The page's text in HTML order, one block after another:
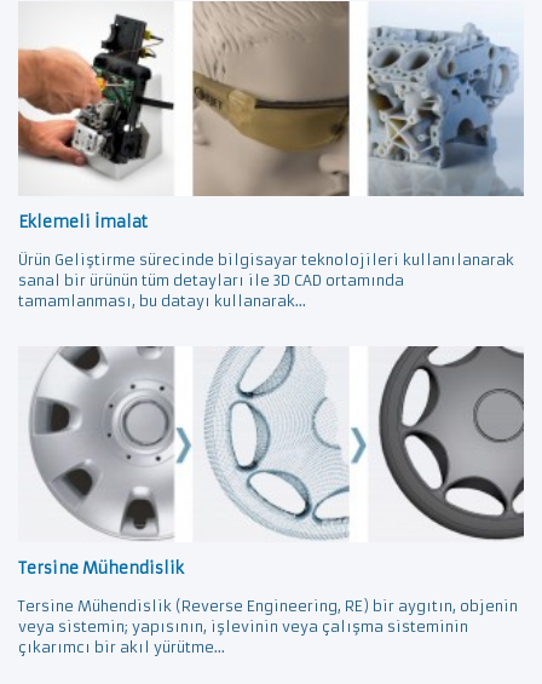
Eklemeli İmalat
Ürün Geliştirme sürecinde bilgisayar teknolojileri kullanılanarak
sanal bir ürünün tüm detayları ile 3D CAD ortamında
tamamlanması, bu datayı kullanarak...
Tersine Mühendislik
Tersine Mühendislik (Reverse Engineering, RE) bir aygıtın, objenin
veya sistemin; yapısının, işlevinin veya çalışma sisteminin
çıkarımcı bir akıl yürütme...